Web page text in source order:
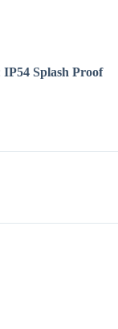
IP54 Splash Proof